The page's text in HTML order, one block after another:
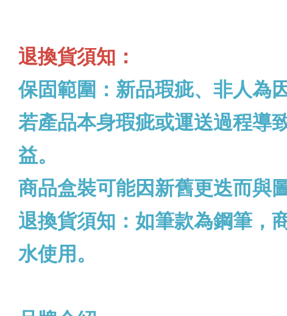
退換貨須知：
保固範圍：新品瑕疵、非人為
若產品本身瑕疵或運送過程導
益。
商品盒裝可能因新舊更迭而與
退換貨須知：如筆款為鋼筆，
水使用。